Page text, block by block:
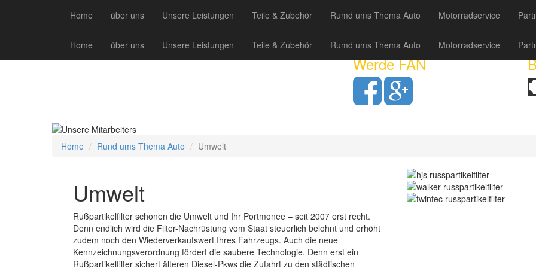
Home über uns Unsere Leistungen Teile & Zubehör Rumd ums Thema Auto Motorradservice
Home über uns Unsere Leistungen Teile & Zubehör Rumd ums Thema Auto Motorradservice
Autoservice Ott - Kfz-Meisterbetrieb
Werde FAN
Home Rund ums Thema Auto Umwelt
Umwelt
Rußpartikelfilter schonen die Umwelt und Ihr Portmonee – seit 2007 erst recht.
Denn endlich wird die Filter-Nachrüstung vom Staat steuerlich belohnt und erhöht
zudem noch den Wiederverkaufswert Ihres Fahrzeugs. Auch die neue
Kennzeichnungsverordnung fördert die saubere Technologie. Denn erst ein
Rußpartikelfilter sichert älteren Diesel-Pkws die Zufahrt zu den städtischen